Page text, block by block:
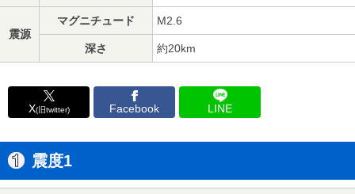
震源
マグニチュード M2.6
深さ 約20km
X(旧twitter) Facebook LINE
震度1